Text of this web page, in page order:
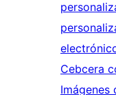
Cebcera
Imágenes